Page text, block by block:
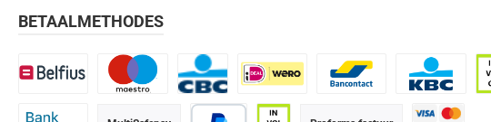
BETAALMETHODES
iDEAL | Wero
CBC